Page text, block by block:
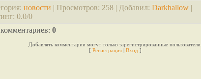
: новости | Просмотров: 258 | Добавил: Darkhallow |
: 0.0/0
: 0
Добавлять комментарии могут только зарегистрированные пользователи.
[ Регистрация | Вход ]